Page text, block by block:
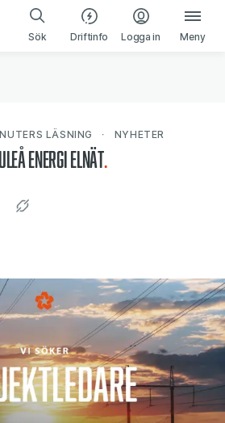
Sök Driftinfo Logga in(öppnas i ny
Meny
LÄSNING NYHETER
Energi Elnät
MEDIER"